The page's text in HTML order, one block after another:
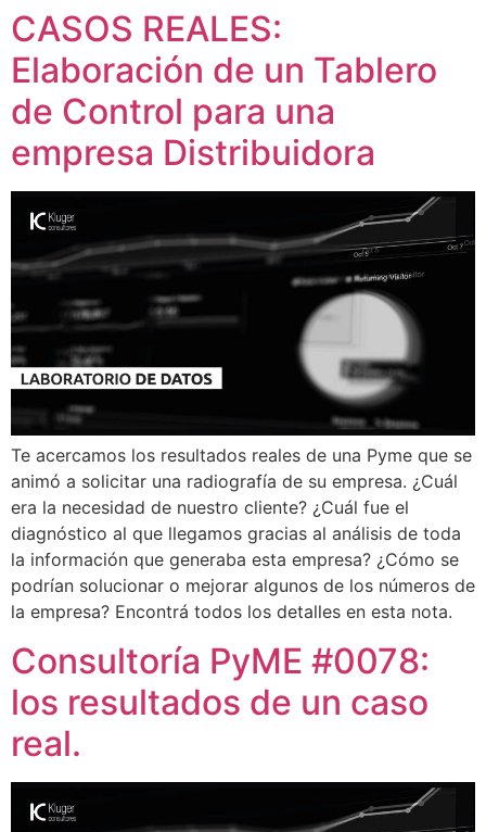
contenido
CASOS REALES:
Elaboración de un Tablero
de Control para una
empresa Distribuidora
Te acercamos los resultados reales de una Pyme que se
animó a solicitar una radiografía de su empresa. ¿Cuál
era la necesidad de nuestro cliente? ¿Cuál fue el
diagnóstico al que llegamos gracias al análisis de toda
la información que generaba esta empresa? ¿Cómo se
podrían solucionar o mejorar algunos de los números de
la empresa? Encontrá todos los detalles en esta nota.
Consultoría PyME #0078:
los resultados de un caso
real.